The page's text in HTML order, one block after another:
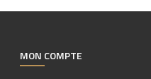
MON COMPTE